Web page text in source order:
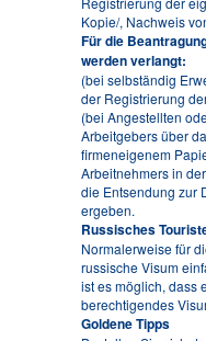
Kopie/, Nachweis
Für die
werden verlangt:
(bei selbständig
der Registrierung
(bei Angestellten
Arbeitgebers über
firmeneigenem
Arbeitnehmers in
die Entsendung zur
ergeben.
Russisches
Normalerweise für
russische Visum
ist es möglich, dass
berechtigendes
Goldene Tipps